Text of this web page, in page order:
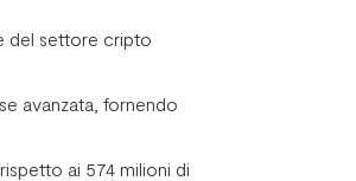
del settore cripto
avanzata, fornendo
ai 574 milioni di